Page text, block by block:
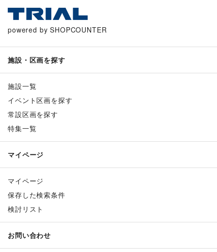
powered by SHOPCOUNTER
施設・区画を探す
施設一覧
イベント区画を探す
常設区画を探す
特集一覧
マイページ
マイページ
保存した検索条件
検討リスト
お問い合わせ